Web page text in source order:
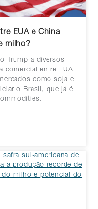
EUA e China
milho?
Trump a diversos
comercial entre EUA
como soja e
o Brasil, que já é